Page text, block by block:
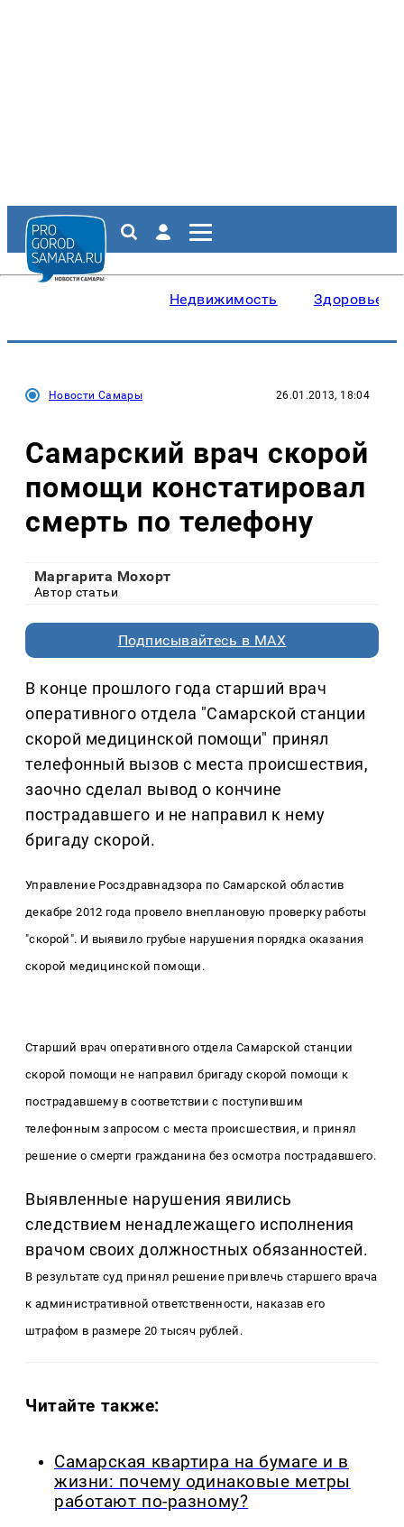
Недвижимость Здоровье
Новости Самары 26.01.2013, 18:04
Самарский врач скорой
помощи констатировал
смерть по телефону
Маргарита Мохорт
Автор статьи
Подписывайтесь в MAX
В конце прошлого года старший врач
оперативного отдела "Самарской станции
скорой медицинской помощи" принял
телефонный вызов с места происшествия,
заочно сделал вывод о кончине
пострадавшего и не направил к нему
бригаду скорой.
Управление Росздравнадзора по Самарской областив
декабре 2012 года провело внеплановую проверку работы
"скорой". И выявило грубые нарушения порядка оказания
скорой медицинской помощи.
Старший врач оперативного отдела Самарской станции
скорой помощи не направилбригаду скорой помощи к
пострадавшему в соответствии с поступившим
телефонным запросом с места происшествия, и принял
решение о смерти гражданина без осмотра пострадавшего.
Выявленные нарушения явились
следствием ненадлежащего исполнения
врачом своих должностных обязанностей.
В результате суд принял решение привлечь старшего врача
к административной ответственности, наказав его
штрафом в размере 20 тысяч рублей.
Читайте также:
Самарская квартира на бумаге и в
жизни: почему одинаковые метры
работают по-разному?